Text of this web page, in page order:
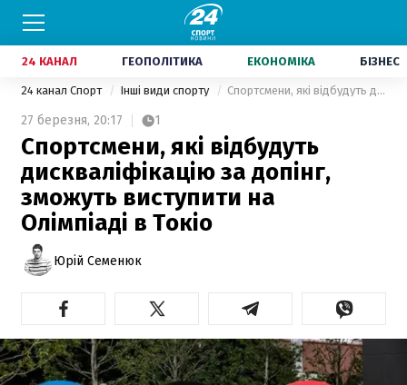
24 КАНАЛ ГЕОПОЛІТИКА ЕКОНОМІКА БІЗНЕС
24 канал Спорт Інші види спорту Спортсмени, які відбудуть дискваліфікацію за допінг, зможуть виступити на Олімпіаді в Токіо
27 березня, 20:17 1
Спортсмени, які відбудуть
дискваліфікацію за допінг,
зможуть виступити на
Олімпіаді в Токіо
Юрій Семенюк